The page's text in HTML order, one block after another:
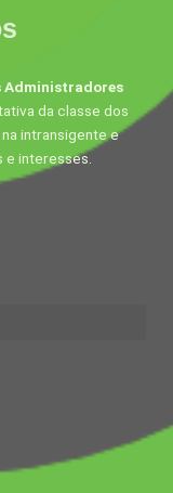
Administradores
da classe dos
intransigente e
e interesses.